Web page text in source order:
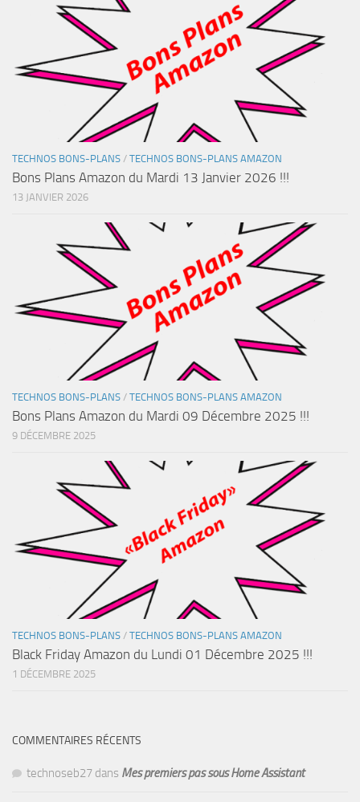
TECHNOS BONS-PLANS / TECHNOS BONS-PLANS AMAZON
Bons Plans Amazon du Mardi 13 Janvier 2026 !!!
13 JANVIER 2026
TECHNOS BONS-PLANS / TECHNOS BONS-PLANS AMAZON
Bons Plans Amazon du Mardi 09 Décembre 2025 !!!
9 DÉCEMBRE 2025
TECHNOS BONS-PLANS / TECHNOS BONS-PLANS AMAZON
Black Friday Amazon du Lundi 01 Décembre 2025 !!!
1 DÉCEMBRE 2025
COMMENTAIRES RÉCENTS
technoseb27 dans Mes premiers pas sous Home Assistant